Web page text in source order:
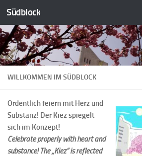
Zum Inhalt springen
Südblock
WILLKOMMEN IM SÜDBLOCK
Ordentlich feiern mit Herz und
Substanz! Der Kiez spiegelt
sich im Konzept!
Celebrate properly with heart and
substance! The „Kiez“ is reflected